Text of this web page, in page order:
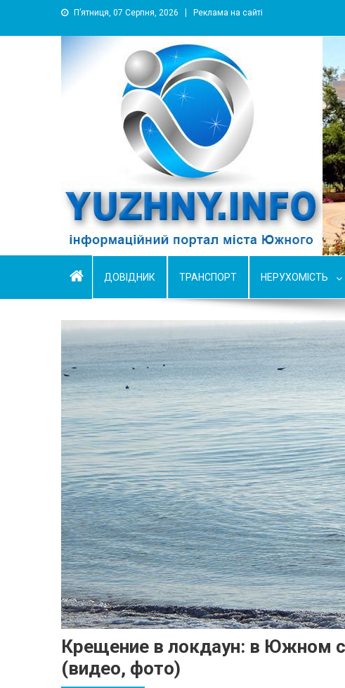
П’ятниця, 07 Серпня, 2026 Реклама на сайті
YUZHNY.INFO
информационный портал города Южный
ДОВІДНИК ТРАНСПОРТ НЕРУХОМІСТЬ
Крещение в локдаун: в Южном
(видео, фото)